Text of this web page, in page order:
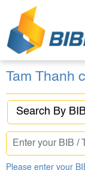
Tam Thanh
Search By
Please enter your